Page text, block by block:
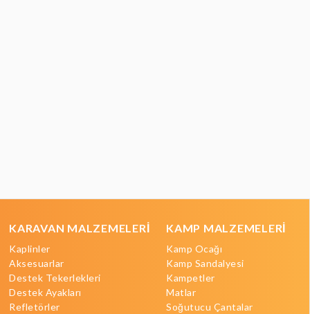
KARAVAN MALZEMELERİ
Kaplinler
Aksesuarlar
Destek Tekerlekleri
Destek Ayakları
Refletörler
KAMP MALZEMELERİ
Kamp Ocağı
Kamp Sandalyesi
Kampetler
Matlar
Soğutucu Çantalar